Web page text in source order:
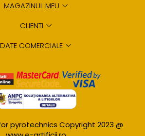
MAGAZINUL MEU
CLIENTI
DATE COMERCIALE
pyrotechnics Copyright 2023 @